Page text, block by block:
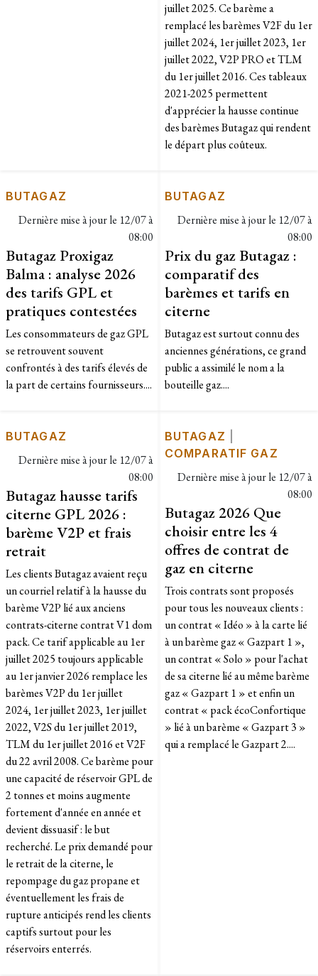
juillet 2025. Ce barème a
remplacé les barèmes V2F du 1er
juillet 2024, 1er juillet 2023, 1er
juillet 2022, V2P PRO et TLM
du 1er juillet 2016. Ces tableaux
2021-2025 permettent
d'apprécier la hausse continue
des barèmes Butagaz qui rendent
le départ plus coûteux.
BUTAGAZ
Dernière mise à jour le 12/07 à
08:00
Butagaz Proxigaz
Balma : analyse 2026
des tarifs GPL et
pratiques contestées
Les consommateurs de gaz GPL
se retrouvent souvent
confrontés à des tarifs élevés de
la part de certains fournisseurs....
BUTAGAZ
Dernière mise à jour le 12/07 à
08:00
Prix du gaz Butagaz :
comparatif des
barèmes et tarifs en
citerne
Butagaz est surtout connu des
anciennes générations, ce grand
public a assimilé le nom a la
bouteille gaz....
BUTAGAZ
Dernière mise à jour le 12/07 à
08:00
Butagaz hausse tarifs
citerne GPL 2026 :
barème V2P et frais
retrait
Les clients Butagaz avaient reçu
un courriel relatif à la hausse du
barème V2P lié aux anciens
contrats-citerne contrat V1 dom
pack. Ce tarif applicable au 1er
juillet 2025 toujours applicable
au 1er janvier 2026 remplace les
barèmes V2P du 1er juillet
2024, 1er juillet 2023, 1er juillet
2022, V2S du 1er juillet 2019,
TLM du 1er juillet 2016 et V2F
du 22 avril 2008. Ce barème pour
une capacité de réservoir GPL de
2 tonnes et moins augmente
fortement d'année en année et
devient dissuasif : le but
recherché. Le prix demandé pour
le retrait de la citerne, le
repompage du gaz propane et
éventuellement les frais de
rupture anticipés rend les clients
captifs surtout pour les
réservoirs enterrés.
BUTAGAZ
COMPARATIF GAZ
Dernière mise à jour le 12/07 à
08:00
Butagaz 2026 Que
choisir entre les 4
offres de contrat de
gaz en citerne
Trois contrats sont proposés
pour tous les nouveaux clients :
un contrat « Idéo » à la carte lié
à un barème gaz « Gazpart 1 »,
un contrat « Solo » pour l'achat
de sa citerne lié au même barème
gaz « Gazpart 1 » et enfin un
contrat « pack écoConfortique
» lié à un barème « Gazpart 3 »
qui a remplacé le Gazpart 2....